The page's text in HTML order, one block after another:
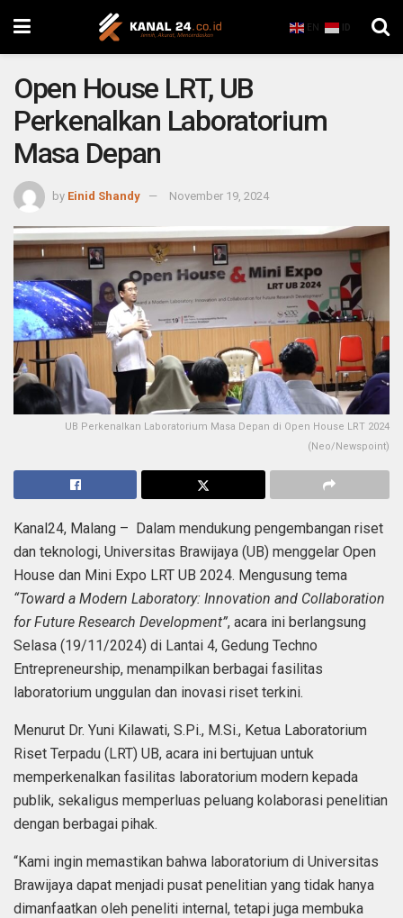
EN ID
Open House LRT, UB
Perkenalkan Laboratorium
Masa Depan
by Einid Shandy November 19, 2024
UB Perkenalkan Laboratorium Masa Depan di Open House LRT 2024
(Neo/Newspoint)
Kanal24, Malang – Dalam mendukung pengembangan riset
dan teknologi, Universitas Brawijaya (UB) menggelar Open
House dan Mini Expo LRT UB 2024. Mengusung tema
“Toward a Modern Laboratory: Innovation and Collaboration
for Future Research Development”, acara ini berlangsung
Selasa (19/11/2024) di Lantai 4, Gedung Techno
Entrepreneurship, menampilkan berbagai fasilitas
laboratorium unggulan dan inovasi riset terkini.
Menurut Dr. Yuni Kilawati, S.Pi., M.Si., Ketua Laboratorium
Riset Terpadu (LRT) UB, acara ini bertujuan untuk
memperkenalkan fasilitas laboratorium modern kepada
publik, sekaligus memperluas peluang kolaborasi penelitian
dengan berbagai pihak.
“Kami ingin memastikan bahwa laboratorium di Universitas
Brawijaya dapat menjadi pusat penelitian yang tidak hanya
dimanfaatkan oleh peneliti internal, tetapi juga membuka